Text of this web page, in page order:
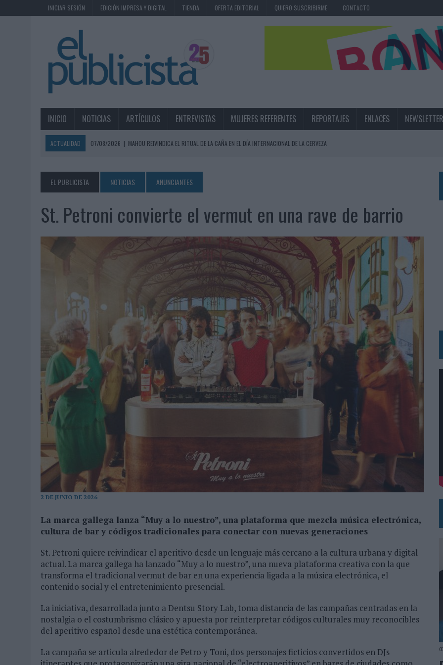
INICIAR SESIÓN EDICIÓN IMPRESA Y DIGITAL TIENDA OFERTA EDITORIAL QUIERO SUSCRIBIRME CONTACTO
INICIO NOTICIAS ARTÍCULOS ENTREVISTAS MUJERES REFERENTES REPORTAJES ENLACES NEWSLETTER
ACTUALIDAD 07/08/2026 | MAHOU REIVINDICA EL RITUAL DE LA CAÑA EN EL DÍA INTERNACIONAL DE LA CERVEZA
07/08/2026 | EL VERANO PONE A PRUEBA LA ESTRATEGIA DIGITAL DE LAS MARCAS
07/08/2026
VUELING CONVIERTE LOS RECUERDOS EN SOUVENIRS CON IA
07/08/2026
| CUANDO SE APAGUE EL SOL, EL ECLIPSE DE 2026 PONDRÁ A PRUEBA LA CREATIVIDAD DE LAS MARCAS
06/08/2026
‘LA VUELTA’, DE FENOMENAL PARA MÁLAGA CF
06/08/2026
SIETE DE CADA DIEZ EMPRESAS ESPAÑOLAS NO INTEGRAN LA INFANCIA EN SU ESTRATEGIA
LA TELEVISIÓN SIGUE LIDERANDO EL CONSUMO DE MEDIOS EN VERANO Y SUPERA AL MÓVIL COMO DISPOSITIVO MÁS UTILIZADO
06/08/2026
EL USO DE LA IA GENERATIVA ALCANZA YA AL 62% DE LOS ESPAÑOLES
06/08/2026
SYSTEM1 NOMBRA A KIMBERLY BASTONI COMO NUEVA DIRECTORA COMERCIAL GLOBAL
|
FRIGO Y UNIQLO LANZAN UNA COLECCIÓN PERSONALIZABLE INSPIRADA EN CORNETTO, CALIPPO Y SOLERO
06/08/2026
LA IA ESTÁ SUBIENDO EL LISTÓN DE LA CREATIVIDAD
05/08/2026 |
BEON WORLDWIDE LANZA RAÍZ URBANA PARA TRANSFORMAR EL PATRIMONIO HISTÓRICO EN ACTIVOS CULTURALES Y ECONÓMICOS
05/08/2026
FABRA COMUNICACIÓN INCORPORA A CASONÁ Y ASUME LA GESTIÓN DE SUS RELACIONES CON LOS MEDIOS
05/08/2026 |
LOPESAN HOTELS & RESORTS ACERCA EL PARAÍSO CANARIO EN SU ÚLTIMA CAMPAÑA INTERNACIONAL
05/08/2026
LUIS ARQUILLOS (BURGO DE ARIAS): “LA CONSTRUCCIÓN DE MARCA A LARGO PLAZO Y LA MEDICIÓN SON DOS CARAS DE LA MISMA
MONEDA”
‘EL PARAÍSO MÁS CERCA’, DE 22GRADOS PARA LOPESAN HOTELS & RESORTS
04/08/2026
‘LA ÚNICA CERVEZA DEL MUNDO QUE SE DISFRUTA DOS VECES’, DE INUSUALY PARA CERVEZA CAPAZ
07/08/2026
| EL MÁLAGA CF CULMINA SU TRILOGÍA DE MARCA CON UNA CAMPAÑA QUE CELEBRA SU REGRESO A PRIMERA DIVISIÓN
EL PUBLICISTA NOTICIAS ANUNCIANTES
St. Petroni convierte el vermut en una rave de barrio
2 DE JUNIO DE 2026
La marca gallega lanza “Muy a lo nuestro”, una plataforma que mezcla música electrónica,
cultura de bar y códigos tradicionales para conectar con nuevas generaciones
St. Petroni quiere reivindicar el aperitivo desde un lenguaje más cercano a la cultura urbana y digital
actual. La marca gallega ha lanzado “Muy a lo nuestro”, una nueva plataforma creativa con la que
transforma el tradicional vermut de bar en una experiencia ligada a la música electrónica, el
contenido social y el entretenimiento presencial.
La iniciativa, desarrollada junto a Dentsu Story Lab, toma distancia de las campañas centradas en la
nostalgia o el costumbrismo clásico y apuesta por reinterpretar códigos culturales muy reconocibles
del aperitivo español desde una estética contemporánea.
La campaña se articula alrededor de Petro y Toni, dos personajes ficticios convertidos en DJs